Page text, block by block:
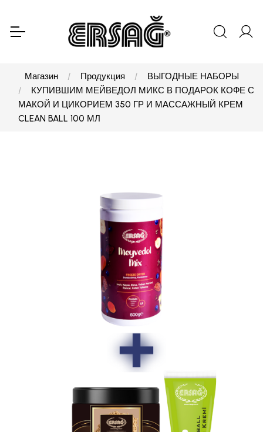
Магазин Продукция
ВЫГОДНЫЕ НАБОРЫ
КУПИВШИМ МЕЙВЕДОЛ МИКС В ПОДАРОК КОФЕ С
МАКОЙ И ЦИКОРИЕМ 350 ГР И МАССАЖНЫЙ КРЕМ
CLEAN BALL 100 МЛ